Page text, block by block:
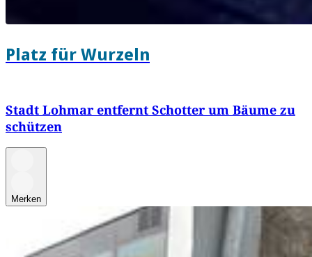
Platz für Wurzeln
Stadt Lohmar entfernt Schotter um Bäume zu
schützen
Merken